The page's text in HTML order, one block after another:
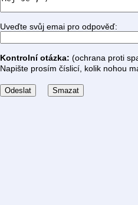
Uveďte svůj emai pro odpověď:
Kontrolní otázka: (ochrana proti
Napište prosím číslicí, kolik nohou